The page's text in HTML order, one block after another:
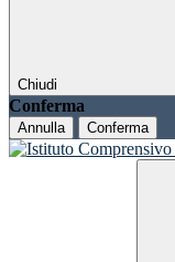
Chiudi
Conferma
Annulla Conferma